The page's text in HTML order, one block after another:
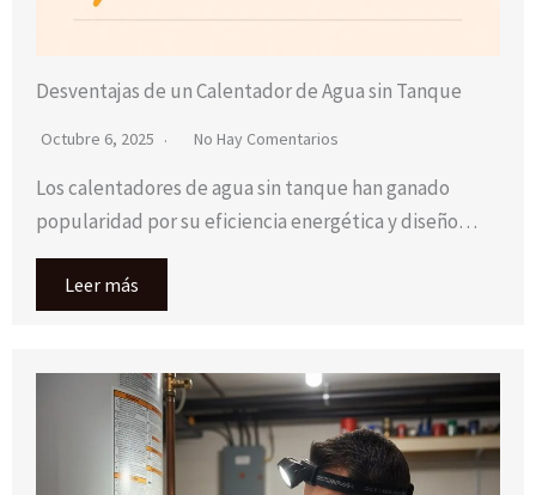
Desventajas de un Calentador de Agua sin Tanque
Octubre 6, 2025 No Hay Comentarios
Los calentadores de agua sin tanque han ganado
popularidad por su eficiencia energética y diseño…
Leer más